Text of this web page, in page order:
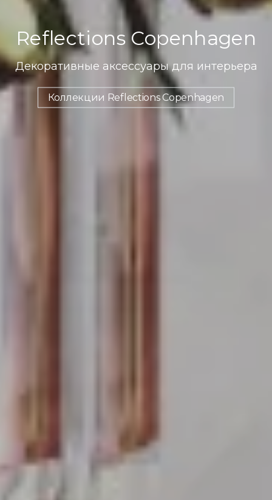
Reflections Copenhagen
Декоративные аксессуары для интерьера
Коллекции Reflections Copenhagen